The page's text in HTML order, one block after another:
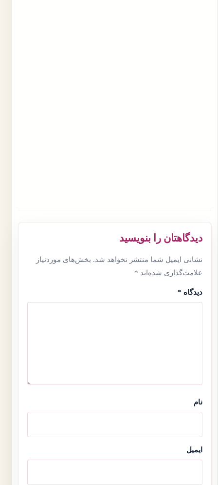
دیدگاهتان را بنویسید
نشانی ایمیل شما منتشر نخواهد شد. بخش‌های موردنیاز
علامت‌گذاری شده‌اند *
دیدگاه *
نام
ایمیل